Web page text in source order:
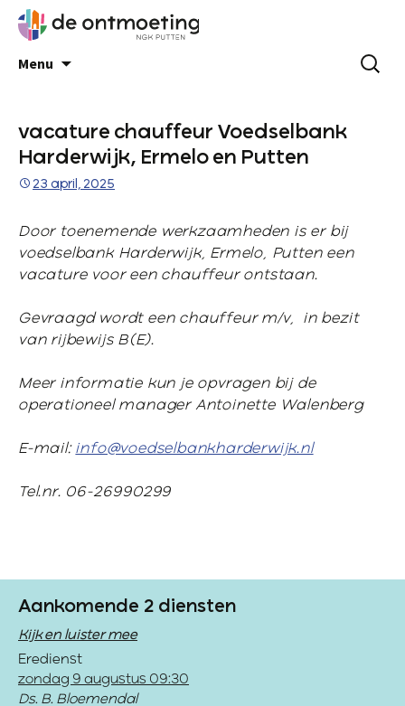
Menu
vacature chauffeur Voedselbank
Harderwijk, Ermelo en Putten
23 april, 2025
Door toenemende werkzaamheden is er bij
voedselbank Harderwijk, Ermelo, Putten een
vacature voor een chauffeur ontstaan.
Gevraagd wordt een chauffeur m/v, in bezit
van rijbewijs B(E).
Meer informatie kun je opvragen bij de
operationeel manager Antoinette Walenberg
E-mail: info@voedselbankharderwijk.nl
Tel.nr. 06-26990299
Aankomende 2 diensten
Kijk en luister mee
Eredienst
zondag 9 augustus 09:30
Ds. B. Bloemendal